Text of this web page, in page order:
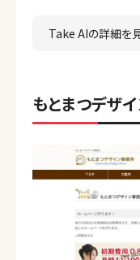
Take AIの詳細を
もとまつデザ